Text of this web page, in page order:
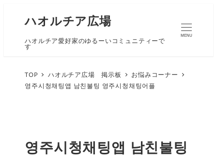
ハオルチア広場
ハオルチア愛好家のゆるーいコミュニティーで
す
MENU
TOP ハオルチア広場 掲示板
お悩みコーナー
영주시청채팅앱 남친불팅 영주시청채팅어플
영주시청채팅앱 남친불팅